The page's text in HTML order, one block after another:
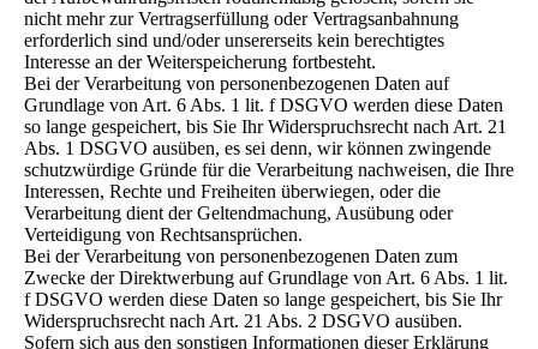
nicht mehr zur Vertragserfüllung oder Vertragsanbahnung
erforderlich sind und/oder unsererseits kein berechtigtes
Interesse an der Weiterspeicherung fortbesteht.
Bei der Verarbeitung von personenbezogenen Daten auf
Grundlage von Art. 6 Abs. 1 lit. f DSGVO werden diese Daten
so lange gespeichert, bis Sie Ihr Widerspruchsrecht nach Art. 21
Abs. 1 DSGVO ausüben, es sei denn, wir können zwingende
schutzwürdige Gründe für die Verarbeitung nachweisen, die Ihre
Interessen, Rechte und Freiheiten überwiegen, oder die
Verarbeitung dient der Geltendmachung, Ausübung oder
Verteidigung von Rechtsansprüchen.
Bei der Verarbeitung von personenbezogenen Daten zum
Zwecke der Direktwerbung auf Grundlage von Art. 6 Abs. 1 lit.
f DSGVO werden diese Daten so lange gespeichert, bis Sie Ihr
Widerspruchsrecht nach Art. 21 Abs. 2 DSGVO ausüben.
Sofern sich aus den sonstigen Informationen dieser Erklärung